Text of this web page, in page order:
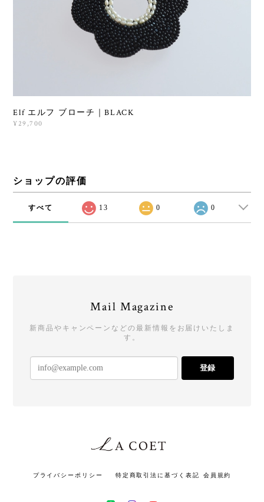
Elf エルフ ブローチ｜BLACK
¥29,700
ショップの評価
すべて 13 0 0
Mail Magazine
新商品やキャンペーンなどの最新情報をお届けいたしま
す。
登録
プライバシーポリシー 特定商取引法に基づく表記 会員規約